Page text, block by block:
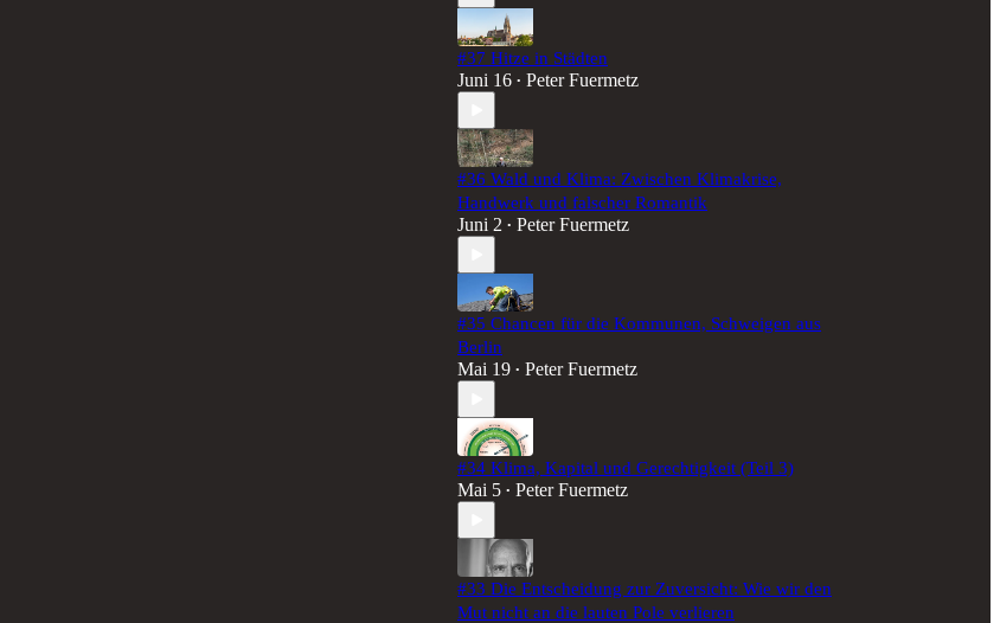
#37 Hitze in Städten
Juni 16 • Peter Fuermetz
#36 Wald und Klima: Zwischen Klimakrise,
Handwerk und falscher Romantik
Juni 2 • Peter Fuermetz
#35 Chancen für die Kommunen, Schweigen aus
Berlin
Mai 19 • Peter Fuermetz
#34 Klima, Kapital und Gerechtigkeit (Teil 3)
Mai 5 • Peter Fuermetz
#33 Die Entscheidung zur Zuversicht: Wie wir den
Mut nicht an die lauten Pole verlieren